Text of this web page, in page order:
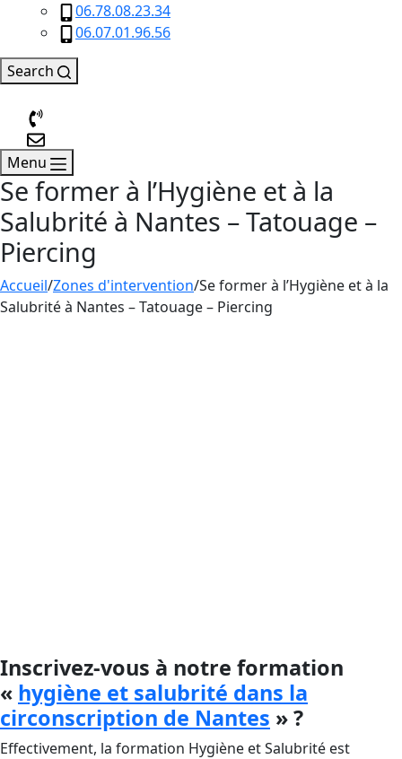
06.78.08.23.34
06.07.01.96.56
Search
Menu
Se former à l’Hygiène et à la
Salubrité à Nantes – Tatouage –
Piercing
Accueil/Zones d'intervention/Se former à l’Hygiène et à la
Salubrité à Nantes – Tatouage – Piercing
Inscrivez-vous à notre formation
« hygiène et salubrité dans la
circonscription de Nantes » ?
Effectivement, la formation Hygiène et Salubrité est